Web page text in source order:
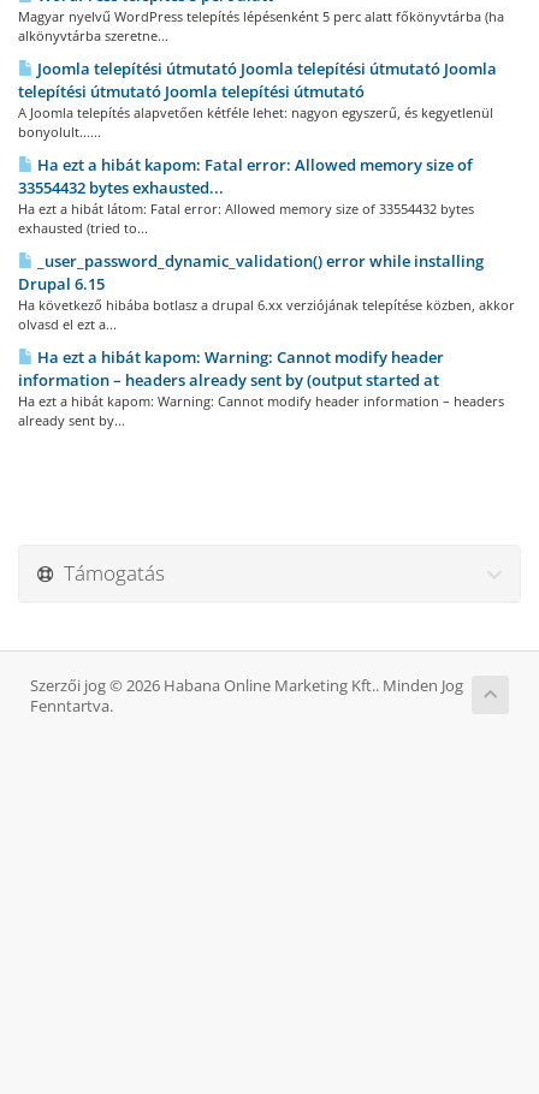
Magyar nyelvű WordPress telepítés lépésenként 5 perc alatt főkönyvtárba (ha
alkönyvtárba szeretne...
Joomla telepítési útmutató Joomla telepítési útmutató Joomla
telepítési útmutató Joomla telepítési útmutató
A Joomla telepítés alapvetően kétféle lehet: nagyon egyszerű, és kegyetlenül
bonyolult......
Ha ezt a hibát kapom: Fatal error: Allowed memory size of
33554432 bytes exhausted...
Ha ezt a hibát látom: Fatal error: Allowed memory size of 33554432 bytes
exhausted (tried to...
_user_password_dynamic_validation() error while installing
Drupal 6.15
Ha következő hibába botlasz a drupal 6.xx verziójának telepítése közben, akkor
olvasd el ezt a...
Ha ezt a hibát kapom: Warning: Cannot modify header
information – headers already sent by (output started at
Ha ezt a hibát kapom: Warning: Cannot modify header information – headers
already sent by...
Támogatás
Szerzői jog © 2026 Habana Online Marketing Kft.. Minden Jog
Fenntartva.